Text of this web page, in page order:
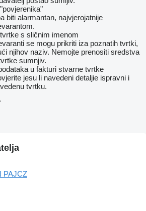
biti alarmantan, najvjerojatnije
s sličnim imenom
se mogu prikriti iza poznatih tvrtki,
njihov naziv. Nemojte prenositi sredstva
sumnjiv.
u fakturi stvarne tvrtke
jesu li navedeni detaljie ispravni i
tvrtku.
PAJCZ